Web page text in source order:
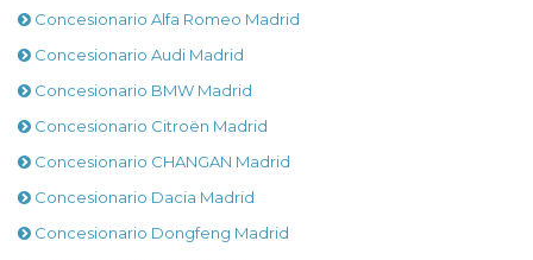
Concesionario Alfa Romeo Madrid
Concesionario Audi Madrid
Concesionario BMW Madrid
Concesionario Citroën Madrid
Concesionario CHANGAN Madrid
Concesionario Dacia Madrid
Concesionario Dongfeng Madrid